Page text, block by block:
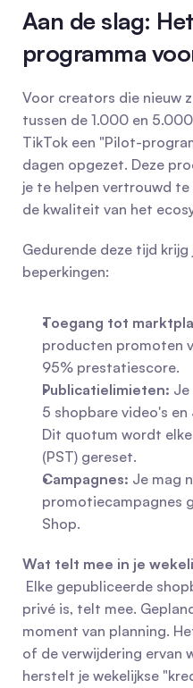
Aan de slag:
programma
Voor creators die nieuw
tussen de 1.000 en
TikTok een "Pilot-
dagen opgezet. Deze
je te helpen vertrouwd
de kwaliteit van het
Gedurende deze tijd
beperkingen:
Toegang tot
producten promoten
95% prestatiescore.
Publicatielimieten:
5 shopbare video's en
Dit quotum wordt
(PST) gereset.
Campagnes: Je mag
promotiecampagnes
Shop.
Wat telt mee in je
privé is, telt mee.
moment van planning.
of de verwijdering ervan
herstelt je wekelijkse